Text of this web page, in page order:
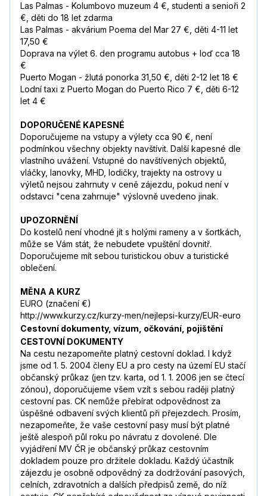
Las Palmas - Kolumbovo muzeum 4 €, studenti a senioři 2
€, děti do 18 let zdarma
Las Palmas - akvárium Poema del Mar 27 €, děti 4-11 let
17,50 €
Doprava na výlet 6. den programu autobus + loď cca 18
€
Puerto Mogan - žlutá ponorka 31,50 €, děti 2-12 let 18 €
Lodní taxi z Puerto Mogan do Puerto Rico 7 €, děti 6-12
let 4 €
DOPORUČENÉ KAPESNÉ
Doporučujeme na vstupy a výlety cca 90 €, není
podmínkou všechny objekty navštívit. Další kapesné dle
vlastního uvážení. Vstupné do navštívených objektů,
vláčky, lanovky, MHD, lodičky, trajekty na ostrovy u
výletů nejsou zahrnuty v ceně zájezdu, pokud není v
odstavci "cena zahrnuje" výslovně uvedeno jinak.
UPOZORNĚNÍ
Do kostelů není vhodné jít s holými rameny a v šortkách,
může se Vám stát, že nebudete vpuštění dovnitř.
Doporučujeme mít sebou turistickou obuv a turistické
oblečení.
MĚNA A KURZ
EURO (značení €)
http://www.kurzy.cz/kurzy-men/nejlepsi-kurzy/EUR-euro
Cestovní dokumenty, vízum, očkování, pojištění
CESTOVNÍ DOKUMENTY
Na cestu nezapomeňte platný cestovní doklad. I když
jsme od 1. 5. 2004 členy EU a pro cesty na území EU stačí
občanský průkaz (jen tzv. karta, od 1. 1. 2006 jen se čtecí
zónou), doporučujeme všem vzít s sebou raději platný
cestovní pas. CK nemůže přebírat odpovědnost za
úspěšné odbavení svých klientů při přejezdech. Prosím,
nezapomeňte, že vaše cestovní pasy musí být platné
ještě alespoň půl roku po návratu z dovolené. Dle
vyjádření MV ČR je občanský průkaz cestovním
dokladem pouze pro držitele dokladu. Každý účastník
zájezdu je osobně odpovědný za dodržování pasových,
celních, zdravotních a dalších předpisů země, do níž